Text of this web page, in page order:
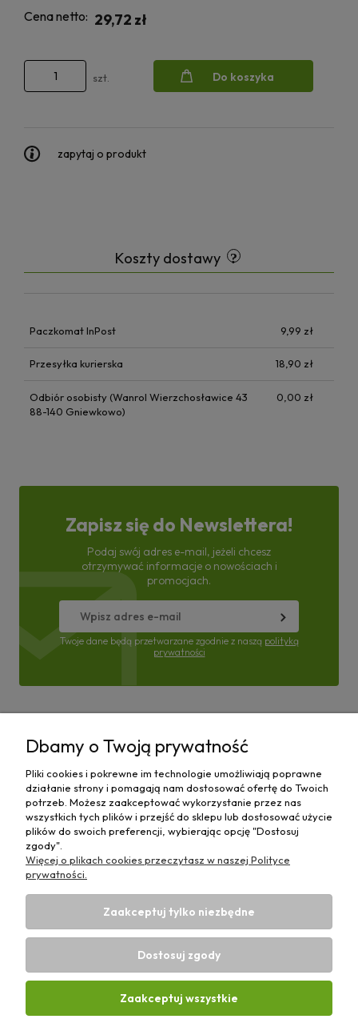
Cena netto: 29,72 zł
szt. Do koszyka
zapytaj o produkt
Koszty dostawy
Paczkomat InPost 9,99 zł
Przesyłka kurierska 18,90 zł
Odbiór osobisty (Wanrol Wierzchosławice 43
88-140 Gniewkowo)
0,00 zł
Zapisz się do Newslettera!
Podaj swój adres e-mail, jeżeli chcesz
otrzymywać informacje o nowościach i
promocjach.
Twoje dane będą przetwarzane zgodnie z naszą polityką
prywatności
Moje konto
Płatności i dostawa
Informacje
O nas
Sklep rolniczy z częściami do maszyn E-ciągnik |
731 424 460| NIP: 5562573838 | REGON:
341257433
Dbamy o Twoją prywatność
Pliki cookies i pokrewne im technologie umożliwiają poprawne
działanie strony i pomagają nam dostosować ofertę do Twoich
potrzeb. Możesz zaakceptować wykorzystanie przez nas
wszystkich tych plików i przejść do sklepu lub dostosować użycie
plików do swoich preferencji, wybierając opcję "Dostosuj
zgody".
Więcej o plikach cookies przeczytasz w naszej Polityce
prywatności.
Zaakceptuj tylko niezbędne
Dostosuj zgody
Zaakceptuj wszystkie